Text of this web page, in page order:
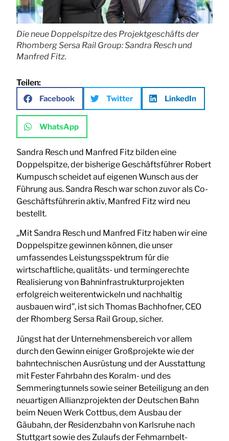
Die neue Doppelspitze des Projektgeschäfts der
Rhomberg Sersa Rail Group: Sandra Resch und
Manfred Fitz.
Teilen:
Facebook Twitter LinkedIn
WhatsApp
Sandra Resch und Manfred Fitz bilden eine
Doppelspitze, der bisherige Geschäftsführer Robert
Kumpusch scheidet auf eigenen Wunsch aus der
Führung aus. Sandra Resch war schon zuvor als Co-
Geschäftsführerin aktiv, Manfred Fitz wird neu
bestellt.
„Mit Sandra Resch und Manfred Fitz haben wir eine
Doppelspitze gewinnen können, die unser
umfassendes Leistungsspektrum für die
wirtschaftliche, qualitäts- und termingerechte
Realisierung von Bahninfrastrukturprojekten
erfolgreich weiterentwickeln und nachhaltig
ausbauen wird”, ist sich Thomas Bachhofner, CEO
der Rhomberg Sersa Rail Group, sicher.
Jüngst hat der Unternehmensbereich vor allem
durch den Gewinn einiger Großprojekte wie der
bahntechnischen Ausrüstung und der Ausstattung
mit Fester Fahrbahn des Koralm- und des
Semmeringtunnels sowie seiner Beteiligung an den
neuartigen Allianzprojekten der Deutschen Bahn
beim Neuen Werk Cottbus, dem Ausbau der
Gäubahn, der Residenzbahn von Karlsruhe nach
Stuttgart sowie des Zulaufs der Fehmarnbelt-